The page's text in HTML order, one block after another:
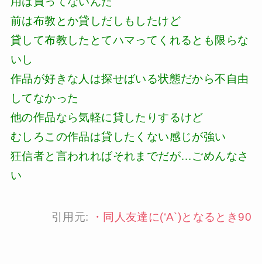
前は布教とか貸しだしもしたけど
貸して布教したとてハマってくれるとも限らな
いし
作品が好きな人は探せばいる状態だから不自由
してなかった
他の作品なら気軽に貸したりするけど
むしろこの作品は貸したくない感じが強い
狂信者と言われればそれまでだが…ごめんなさ
い
引用元: ・ 同人友達に(‘A`)となるとき90